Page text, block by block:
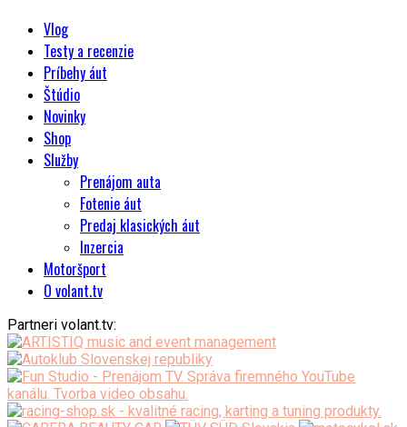
Vlog
Testy a recenzie
Príbehy áut
Štúdio
Novinky
Shop
Služby
Prenájom auta
Fotenie áut
Predaj klasických áut
Inzercia
Motoršport
O volant.tv
Partneri volant.tv: